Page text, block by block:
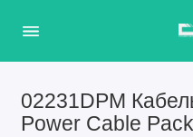
02231DPM
Power Cable